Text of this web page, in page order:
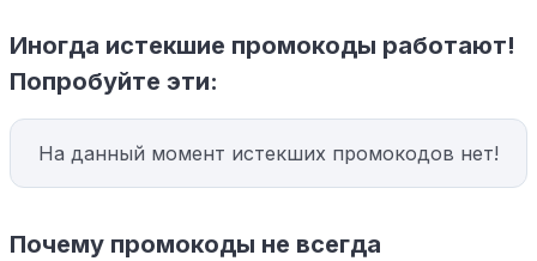
Иногда истекшие промокоды работают!
Попробуйте эти:
На данный момент истекших промокодов нет!
Почему промокоды не всегда